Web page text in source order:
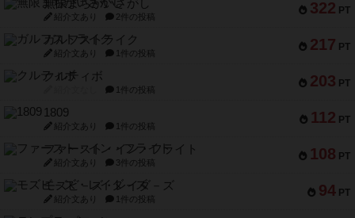
322 PT
無限まちがいさがし
紹介文あり 2件の投稿
217 PT
ガルフストライク
紹介文あり 1件の投稿
203 PT
クルティボ
1件の投稿
112 PT
1809
紹介文あり 1件の投稿
108 PT
ファースト・イン・フライト
紹介文あり 3件の投稿
94 PT
モズビ－ズ・レイダ－ズ
紹介文あり 1件の投稿